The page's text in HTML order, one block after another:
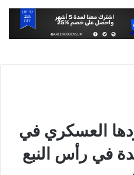
العسكري في
في رأس النبع